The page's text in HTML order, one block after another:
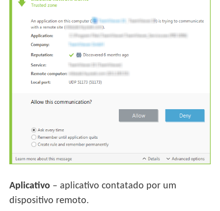
Aplicativo – aplicativo contatado por um
dispositivo remoto.